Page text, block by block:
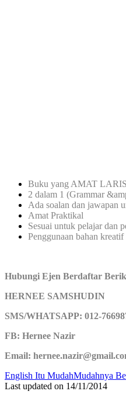
Buku yang AMAT
2 dalam 1 (Grammar
Ada soalan dan jawapan
Amat Praktikal
Sesuai untuk pelajar dan
Penggunaan bahan
Hubungi Ejen Berdaftar
HERNEE SAMSHUDIN
SMS/WHATSAPP: 012-
FB: Hernee Nazir
Email:
Tags:
English Itu MudahMudahnya
Last updated on 14/11/2014